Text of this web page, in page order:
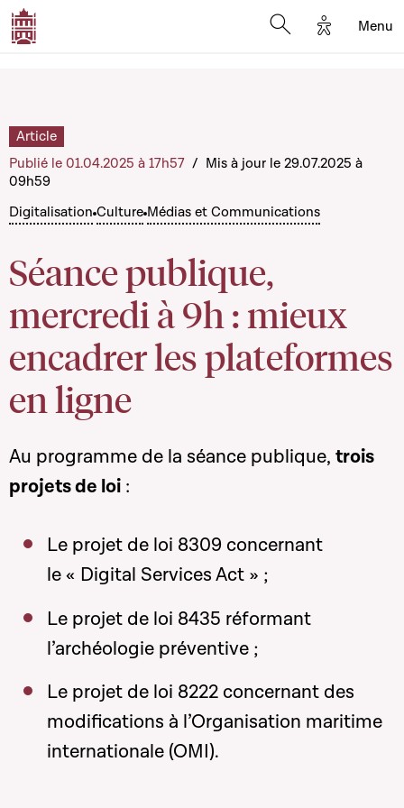
Options
Menu
Digitalisation Culture Médias et Communications
Séance publique,
mercredi à 9h : mieux
encadrer les plateformes
en ligne
Article
Publié le 01.04.2025 à 17h57 / Mis à jour le 29.07.2025 à
09h59
Au programme de la séance publique, trois
projets de loi :
Le projet de loi 8309 concernant
le « Digital Services Act » ;
Le projet de loi 8435 réformant
l’archéologie préventive ;
Le projet de loi 8222 concernant des
modifications à l’Organisation maritime
internationale (OMI).